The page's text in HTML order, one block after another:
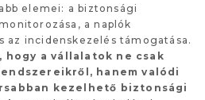
elemei: a biztonsági
a naplók
az incidenskezelés támogatása.
hogy a vállalatok ne csak
hanem valódi
kezelhető biztonsági